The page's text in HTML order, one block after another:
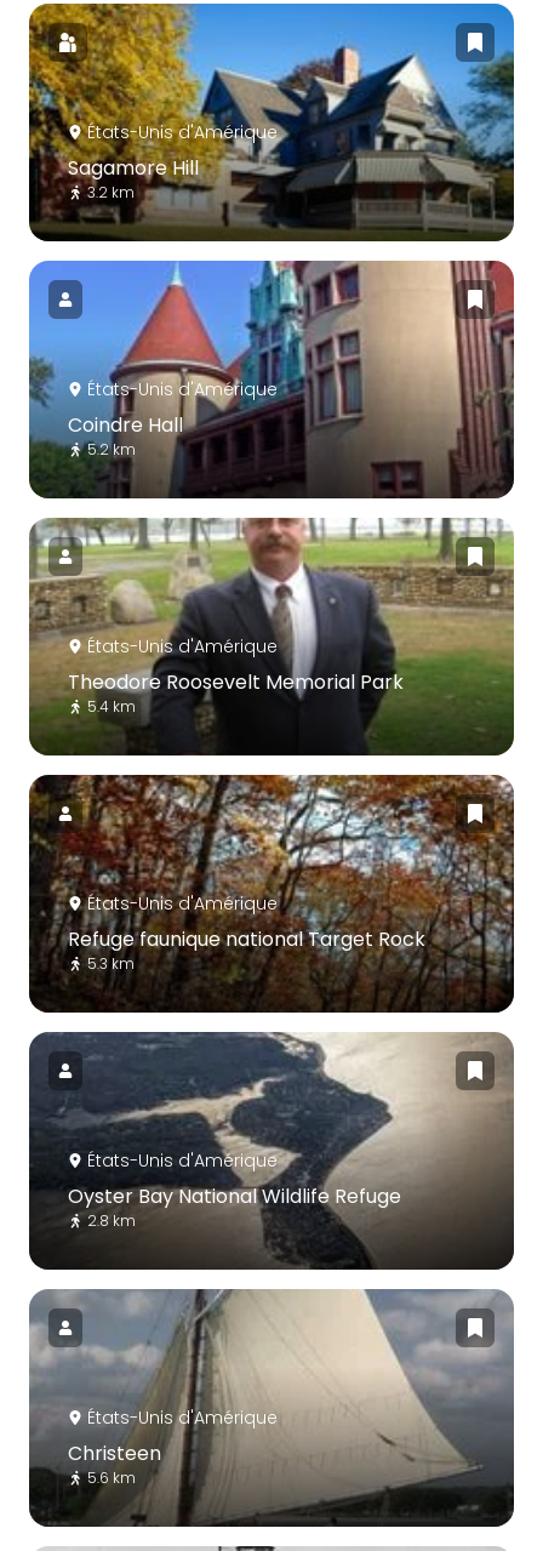
États-Unis d'Amérique
Sagamore Hill
3.2 km
États-Unis d'Amérique
Coindre Hall
5.2 km
États-Unis d'Amérique
Theodore Roosevelt Memorial Park
5.4 km
États-Unis d'Amérique
Refuge faunique national Target Rock
5.3 km
États-Unis d'Amérique
Oyster Bay National Wildlife Refuge
2.8 km
États-Unis d'Amérique
Christeen
5.6 km